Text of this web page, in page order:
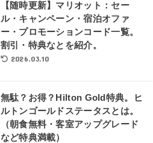
【随時更新】マリオット：セー
ル・キャンペーン・宿泊オファ
ー・プロモーションコード一覧。
割引・特典なとを紹介。
2026.03.10
無駄？お得？Hilton Gold特典。ヒ
ルトンゴールドステータスとは。
（朝食無料・客室アップグレード
など特典満載）